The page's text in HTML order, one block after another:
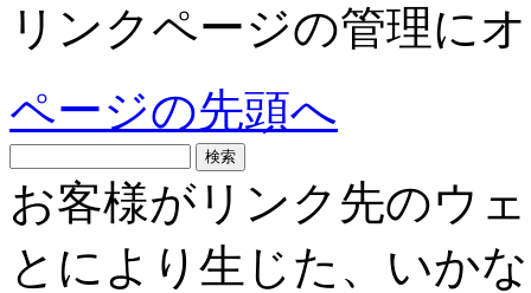
リンクページの管理に
ページの先頭へ
お客様がリンク先のウ
とにより生じた、いか